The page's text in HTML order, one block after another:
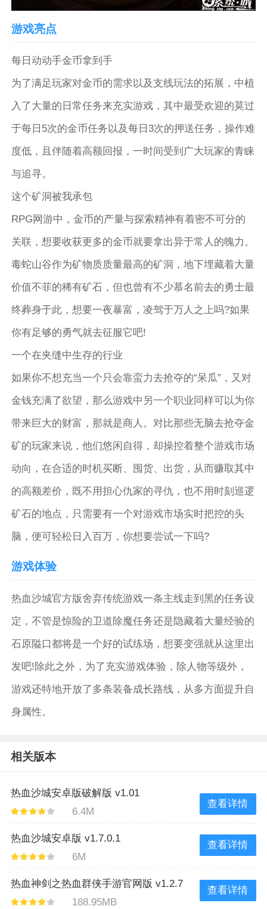
游戏亮点
每日动动手金币拿到手
为了满足玩家对金币的需求以及支线玩法的拓展，中植
入了大量的日常任务来充实游戏，其中最受欢迎的莫过
于每日5次的金币任务以及每日3次的押送任务，操作难
度低，且伴随着高额回报，一时间受到广大玩家的青睐
与追寻。
这个矿洞被我承包
RPG网游中，金币的产量与探索精神有着密不可分的
关联，想要收获更多的金币就要拿出异于常人的魄力。
毒蛇山谷作为矿物质质量最高的矿洞，地下埋藏着大量
价值不菲的稀有矿石，但也曾有不少慕名前去的勇士最
终葬身于此，想要一夜暴富，凌驾于万人之上吗?如果
你有足够的勇气就去征服它吧!
一个在夹缝中生存的行业
如果你不想充当一个只会靠蛮力去抢夺的“呆瓜”，又对
金钱充满了欲望，那么游戏中另一个职业同样可以为你
带来巨大的财富，那就是商人。对比那些无脑去抢夺金
矿的玩家来说，他们悠闲自得，却操控着整个游戏市场
动向，在合适的时机买断、囤货、出货，从而赚取其中
的高额差价，既不用担心仇家的寻仇，也不用时刻巡逻
矿石的地点，只需要有一个对游戏市场实时把控的头
脑，便可轻松日入百万，你想要尝试一下吗?
游戏体验
热血沙城官方版舍弃传统游戏一条主线走到黑的任务设
定，不管是惊险的卫道除魔任务还是隐藏着大量经验的
石原隘口都将是一个好的试练场，想要变强就从这里出
发吧!除此之外，为了充实游戏体验，除人物等级外，
游戏还特地开放了多条装备成长路线，从多方面提升自
身属性。
相关版本
热血沙城安卓版破解版 v1.01
6.4M
查看详情
热血沙城安卓版 v1.7.0.1
6M
查看详情
热血神剑之热血群侠手游官网版 v1.2.7
188.95MB
查看详情